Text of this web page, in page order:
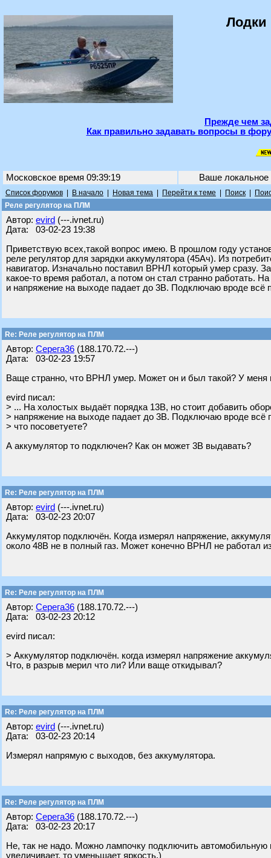
Лодки
Прежде чем
Как правильно задавать вопросы в
Московское время 09:39:19 Ваше
Список форумов В начало Новая тема Перейти к теме Поиск
Реле регулятор на ПЛМ
Автор: evird (---.ivnet.ru)
Дата: 03-02-23 19:38
Приветствую всех,такой вопрос имею. В прошлом году
реле регулятор для зарядки аккумулятора (45Ач). Из
навигатор. Изначально поставил ВРНЛ который умер сразу.
какое-то время работал, а потом он стал странно работать.
и напряжение на выходе падает до 3В. Подключаю вроде всё
Re: Реле регулятор на ПЛМ
Автор: Серега36 (188.170.72.---)
Дата: 03-02-23 19:57
Ваще странно, что ВРНЛ умер. Может он и был такой? У
evird писал:
> ... На холостых выдаёт порядка 13В, но стоит добавить
> напряжение на выходе падает до 3В. Подключаю вроде всё
> что посоветуете?
А аккумулятор то подключен? Как он может 3В выдавать?
Re: Реле регулятор на ПЛМ
Автор: evird (---.ivnet.ru)
Дата: 03-02-23 20:07
Аккумулятор подключён. Когда измерял напряжение,
около 48В не в полный газ. Может конечно ВРНЛ не работал
Re: Реле регулятор на ПЛМ
Автор: Серега36 (188.170.72.---)
Дата: 03-02-23 20:12
evird писал:
> Аккумулятор подключён. когда измерял напряжение
Что, в разрыв мерил что ли? Или ваще откидывал?
Re: Реле регулятор на ПЛМ
Автор: evird (---.ivnet.ru)
Дата: 03-02-23 20:14
Измерял напрямую с выходов, без аккумулятора.
Re: Реле регулятор на ПЛМ
Автор: Серега36 (188.170.72.---)
Дата: 03-02-23 20:17
Не, так не надо. Можно лампочку подключить автомобильную
увеличивает, то уменьшает яркость.)